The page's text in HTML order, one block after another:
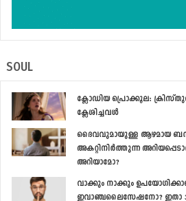
SOUL
ക്ലോഡിയ പ്രൊക്കൂല:
ക്ലേശിച്ചവള്‍
ദൈവവുമായുള്ള ആഴമായ
അകറ്റിനിര്‍ത്തുന്ന
അറിയാമോ?
വാക്കും നാക്കും
ഇവാഞ്ചലൈസേഷനോ? ഇതാ 3